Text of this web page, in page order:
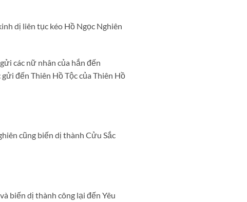
dị liên tục kéo Hồ Ngọc Nghiên
các nữ nhân của hắn đến
đến Thiên Hồ Tộc của Thiên Hồ
cũng biến dị thành Cửu Sắc
biến dị thành công lại đến Yêu